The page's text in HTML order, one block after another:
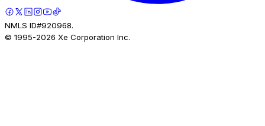
NMLS ID#920968.
© 1995-2026 Xe Corporation Inc.